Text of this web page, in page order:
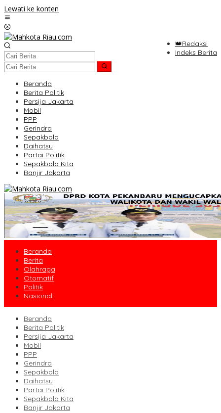
Lewati ke konten
👑Redaksi
Indeks Berita
Beranda
Berita Politik
Persija Jakarta
Mobil
PPP
Gerindra
Sepakbola
Daihatsu
Partai Politik
Sepakbola Kita
Banjir Jakarta
Beranda
Berita
Olahraga
Otomatif
Politik
Nasional
Beranda
Berita Politik
Persija Jakarta
Mobil
PPP
Gerindra
Sepakbola
Daihatsu
Partai Politik
Sepakbola Kita
Banjir Jakarta